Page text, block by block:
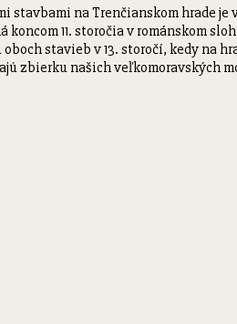
stavbami na Trenčianskom hrade
koncom 11. storočia v románskom
stavieb v 13. storočí, kedy na
zbierku našich veľkomoravských